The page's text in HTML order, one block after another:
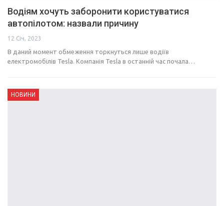
Водіям хочуть заборонити користуватися
автопілотом: назвали причину
12 Січ, 2023
В даний момент обмеження торкнуться лише водіїв
електромобілів Tesla. Компанія Tesla в останній час почала…
НОВИНИ